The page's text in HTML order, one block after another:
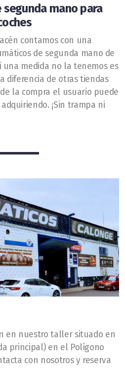
mano para
contamos con una
de segunda mano de
una medida no la tenemos es
diferencia de otras tiendas
la compra el usuario puede
¡Sin trampa ni
en nuestro taller situado en
principal) en el Polígono
con nosotros y reserva